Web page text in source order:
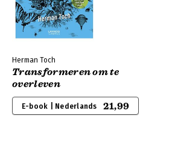
Herman Toch
Transformeren om te
overleven
E-book | Nederlands 21,99